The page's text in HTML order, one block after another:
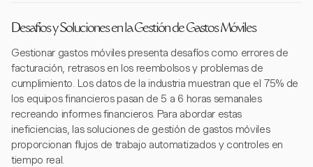
Desafíos y Soluciones en la Gestión de Gastos Móviles
Gestionar gastos móviles presenta desafíos como errores de
facturación, retrasos en los reembolsos y problemas de
cumplimiento. Los datos de la industria muestran que el 75% de
los equipos financieros pasan de 5 a 6 horas semanales
recreando informes financieros. Para abordar estas
ineficiencias, las soluciones de gestión de gastos móviles
proporcionan flujos de trabajo automatizados y controles en
tiempo real.